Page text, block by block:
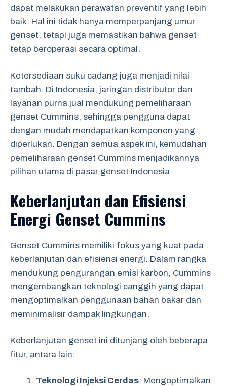
dapat melakukan perawatan preventif yang lebih
baik. Hal ini tidak hanya memperpanjang umur
genset, tetapi juga memastikan bahwa genset
tetap beroperasi secara optimal.
Ketersediaan suku cadang juga menjadi nilai
tambah. Di Indonesia, jaringan distributor dan
layanan purna jual mendukung pemeliharaan
genset Cummins, sehingga pengguna dapat
dengan mudah mendapatkan komponen yang
diperlukan. Dengan semua aspek ini, kemudahan
pemeliharaan genset Cummins menjadikannya
pilihan utama di pasar genset Indonesia.
Keberlanjutan dan Efisiensi
Energi Genset Cummins
Genset Cummins memiliki fokus yang kuat pada
keberlanjutan dan efisiensi energi. Dalam rangka
mendukung pengurangan emisi karbon, Cummins
mengembangkan teknologi canggih yang dapat
mengoptimalkan penggunaan bahan bakar dan
meminimalisir dampak lingkungan.
Keberlanjutan genset ini ditunjang oleh beberapa
fitur, antara lain:
Teknologi Injeksi Cerdas: Mengoptimalkan